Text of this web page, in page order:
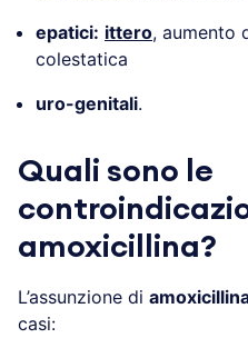
epatici: ittero, aumento
colestatica
uro-genitali.
Quali sono le
amoxicillina?
L’assunzione di
casi: